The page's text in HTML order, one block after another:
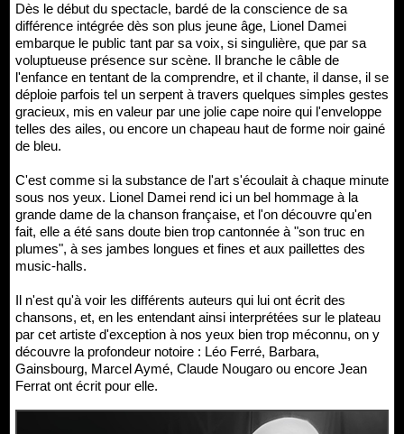
Dès le début du spectacle, bardé de la conscience de sa
différence intégrée dès son plus jeune âge, Lionel Damei
embarque le public tant par sa voix, si singulière, que par sa
voluptueuse présence sur scène. Il branche le câble de
l'enfance en tentant de la comprendre, et il chante, il danse, il se
déploie parfois tel un serpent à travers quelques simples gestes
gracieux, mis en valeur par une jolie cape noire qui l'enveloppe
telles des ailes, ou encore un chapeau haut de forme noir gainé
de bleu.
C'est comme si la substance de l'art s'écoulait à chaque minute
sous nos yeux. Lionel Damei rend ici un bel hommage à la
grande dame de la chanson française, et l'on découvre qu'en
fait, elle a été sans doute bien trop cantonnée à "son truc en
plumes", à ses jambes longues et fines et aux paillettes des
music-halls.
Il n'est qu'à voir les différents auteurs qui lui ont écrit des
chansons, et, en les entendant ainsi interprétées sur le plateau
par cet artiste d'exception à nos yeux bien trop méconnu, on y
découvre la profondeur notoire : Léo Ferré, Barbara,
Gainsbourg, Marcel Aymé, Claude Nougaro ou encore Jean
Ferrat ont écrit pour elle.